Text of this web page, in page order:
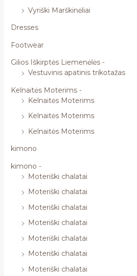
Vyriški Marškinėliai
Dresses
Footwear
Gilios Iškirptės Liemenėlės -
Vestuvinis apatinis trikotažas
Kelnaitės Moterims -
Kelnaitės Moterims
Kelnaitės Moterims
Kelnaitės Moterims
kimono
kimono -
Moteriški chalatai
Moteriški chalatai
Moteriški chalatai
Moteriški chalatai
Moteriški chalatai
Moteriški chalatai
Moteriški chalatai